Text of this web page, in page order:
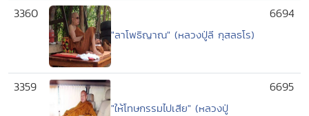
3360
"ลาโพธิญาณ" (หลวงปู่ลี กุสลธโร)
6694
3359
"ให้โทษกรรมไปเสีย" (หลวงปู่
6695